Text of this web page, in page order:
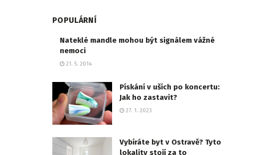
POPULÁRNÍ
Nateklé mandle mohou být signálem vážné
nemoci
21. 5. 2014
Pískání v uších po koncertu:
Jak ho zastavit?
27. 1. 2023
Vybíráte byt v Ostravě? Tyto
lokality stojí za to